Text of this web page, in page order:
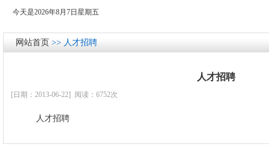
今天是2026年8月7日星期五
网站首页 >> 人才招聘
人才招聘
[日期：2013-06-22] 阅读：6752次
人才招聘